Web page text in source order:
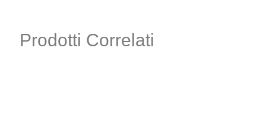
Prodotti Correlati